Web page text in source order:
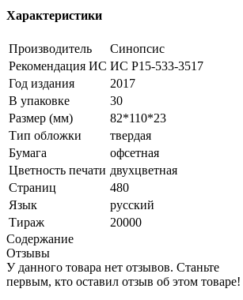
Характеристики
Производитель
Синопсис
Рекомендация ИС ИС Р15-533-3517
Год издания
2017
В упаковке
30
Размер (мм)
82*110*23
Тип обложки
твердая
Бумага
офсетная
Цветность печати двухцветная
Страниц
480
Язык
русский
Тираж
20000
Содержание
Отзывы
У данного товара нет отзывов. Станьте
первым, кто оставил отзыв об этом товаре!